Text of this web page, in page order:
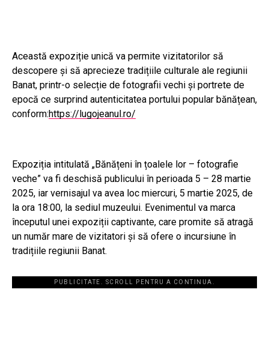
Această expoziție unică va permite vizitatorilor să
descopere și să aprecieze tradițiile culturale ale regiunii
Banat, printr-o selecție de fotografii vechi și portrete de
epocă ce surprind autenticitatea portului popular bănățean,
conform:https://lugojeanul.ro/
Expoziția intitulată „Bănățeni în țoalele lor – fotografie
veche” va fi deschisă publicului în perioada 5 – 28 martie
2025, iar vernisajul va avea loc miercuri, 5 martie 2025, de
la ora 18:00, la sediul muzeului. Evenimentul va marca
începutul unei expoziții captivante, care promite să atragă
un număr mare de vizitatori și să ofere o incursiune în
tradițiile regiunii Banat.
PUBLICITATE. SCROLL PENTRU A CONTINUA.